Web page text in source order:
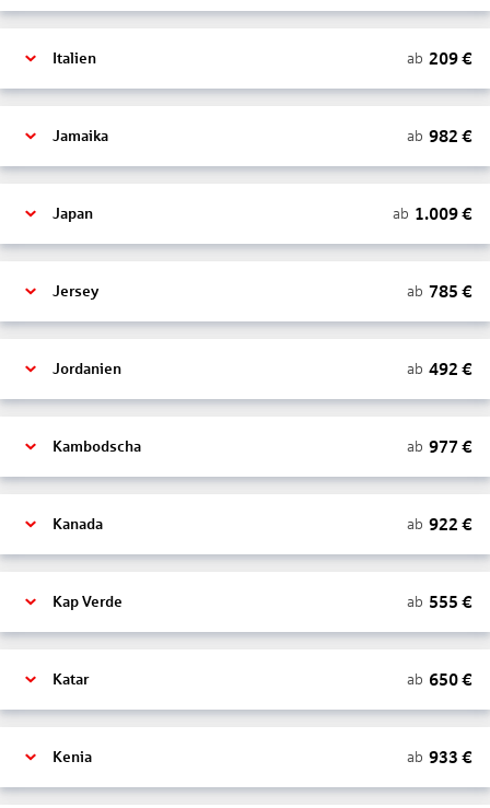
Italien ab 209€
Jamaika ab 982 €
Japan ab 1.009€
Jersey ab 785 €
Jordanien ab 492 €
Kambodscha ab 977 €
Kanada ab 922 €
Kap Verde ab 555 €
Katar ab 650€
Kenia ab 933 €